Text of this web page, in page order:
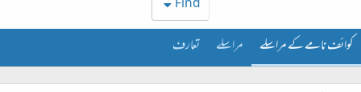
Find
کوائف نامے کے مراسلے مراسلے تعارف